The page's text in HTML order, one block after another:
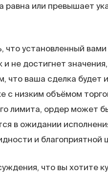
равна или превышает
что установленный
и не достигнет
что ваша сделка будет
с низким объёмом
лимита, ордер может
в ожидании
и благоприятной
что вы хотите